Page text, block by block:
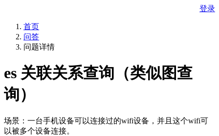
登录
首页
问答
问题详情
es 关联关系查询（类似图查
询）
场景：一台手机设备可以连接过的wifi设备，并且这个wifi可
以被多个设备连接。